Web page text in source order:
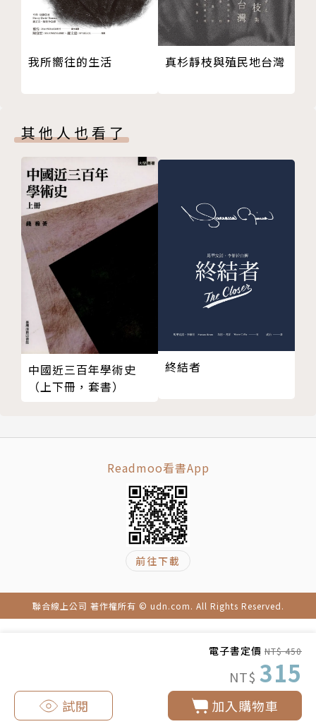
電子書定價 NT$ 450
NT$ 315
加入購物車
試閱
受到加拿大價值的美好。一旦黨員們見識到自由民主政
體帶來了自由與人權，他們就會迫不及待地推動中國走
上改革之路。但是實情並非如此，他們根本沒有把加拿
大的價值放在眼裡。於是作者明白地呼籲加拿大人：是
名人推薦
李雪莉（《報導者》總編輯）
作者簡介
文達峰（Jonathan Manthorpe）
資歷超過四十年的加拿大新聞工作者，1970年代晚期
擔任《多倫多星報》歐洲局局長，1980年代中期效力
索瑟姆報業，奉派駐歐，1989年駐非洲，1993年駐香
港，之後駐溫哥華，為「後媒體集團」（原索瑟姆報
業）撰寫國際事務專欄。現為自由撰稿人，作品散見於
iPolitics, Facts and Opinions, The Star, Asia Tim
台大心理系畢業，曾於加拿大求學。返國後任職出版
社，現為特約編輯，譯有《精神病大流行》（合譯）。
我所嚮往的生活 真杉靜枝與殖民地台灣
其他人也看了
中國近三百年學術史
（上下冊，套書）
終結者
Readmoo看書App
前往下載
聯合線上公司 著作權所有 © udn.com. All Rights Reserved.